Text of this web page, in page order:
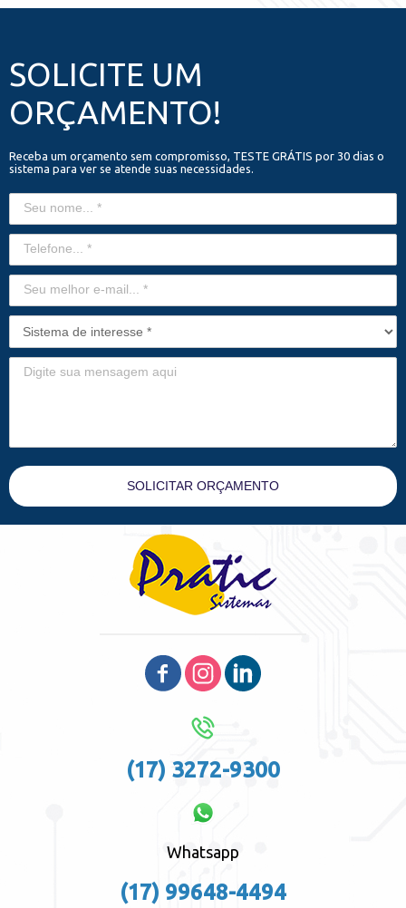
SOLICITE UM
ORÇAMENTO!
Receba um orçamento sem compromisso, TESTE GRÁTIS por 30 dias o
sistema para ver se atende suas necessidades.
SOLICITAR ORÇAMENTO
(17) 3272-9300
Whatsapp
(17) 99648-4494